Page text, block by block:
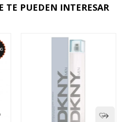
TE PUEDEN INTERESAR